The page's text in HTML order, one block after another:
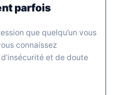
parfois
que quelqu’un vous
connaissez
et de doute